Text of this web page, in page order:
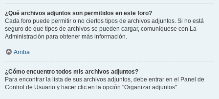
¿Qué archivos adjuntos son permitidos en este foro?
Cada foro puede permitir o no ciertos tipos de archivos adjuntos. Si no está
seguro de que tipos de archivos se pueden cargar, comuníquese con La
Administración para obtener más información.
Arriba
¿Cómo encuentro todos mis archivos adjuntos?
Para encontrar la lista de sus archivos adjuntos, debe entrar en el Panel de
Control de Usuario y hacer clic en la opción "Organizar adjuntos".